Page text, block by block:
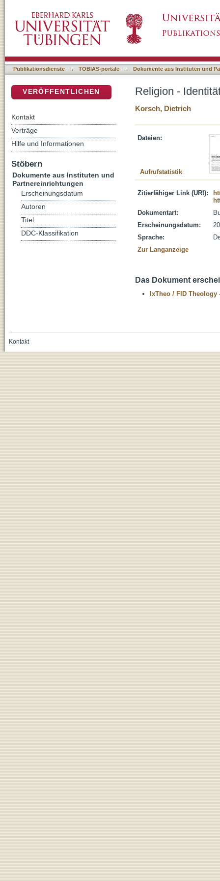
Publikationsdienste → TOBIAS-portale → Dokumente aus Instituten und
Religion -
Korsch, Dietrich
Dateien:
Aufrufstatistik
Zitierfähiger Link (URI):
Dokumentart:
Erscheinungsdatum:
Sprache:
Zur Langanzeige
Das Dokument
IxTheo / FID Theology
VERÖFFENTLICHEN
Kontakt
Verträge
Hilfe und Informationen
Stöbern
Dokumente aus Instituten und
Partnereinrichtungen
Erscheinungsdatum
Autoren
Titel
DDC-Klassifikation
Kontakt